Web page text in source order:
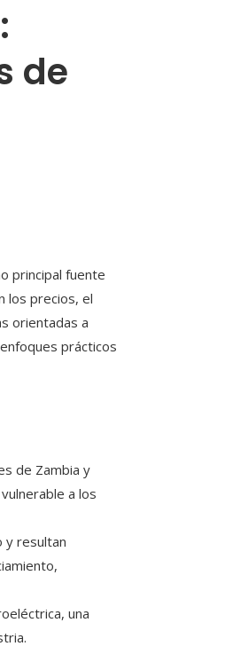
de
principal fuente
los precios, el
orientadas a
prácticos
de Zambia y
a los
y resultan
una